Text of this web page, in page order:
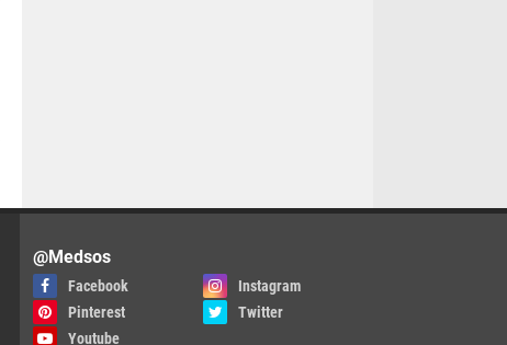
@Medsos
Facebook
Instagram
Pinterest
Twitter
Youtube